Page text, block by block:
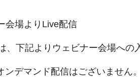
会場よりLive配信
下記よりウェビナー会場への
デマンド配信はございません。